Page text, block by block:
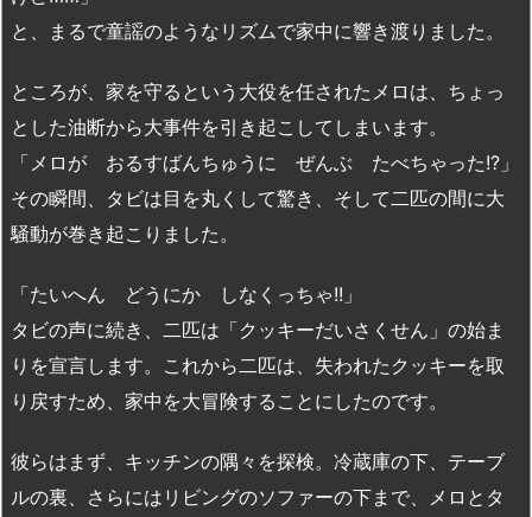
と、まるで童謡のようなリズムで家中に響き渡りました。
ところが、家を守るという大役を任されたメロは、ちょっ
とした油断から大事件を引き起こしてしまいます。
「メロが おるすばんちゅうに ぜんぶ たべちゃった!?」
その瞬間、タビは目を丸くして驚き、そして二匹の間に大
騒動が巻き起こりました。
「たいへん どうにか しなくっちゃ!!」
タビの声に続き、二匹は「クッキーだいさくせん」の始ま
りを宣言します。これから二匹は、失われたクッキーを取
り戻すため、家中を大冒険することにしたのです。
彼らはまず、キッチンの隅々を探検。冷蔵庫の下、テーブ
ルの裏、さらにはリビングのソファーの下まで、メロとタ